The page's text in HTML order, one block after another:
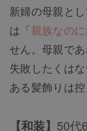
新婦の母親と
は 「親族なの
せん。母親で
失敗したくは
ある髪飾りは
【和装】 50代